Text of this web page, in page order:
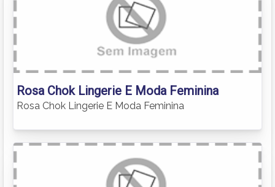
Rosa Chok Lingerie E Moda Feminina
Rosa Chok Lingerie E Moda Feminina